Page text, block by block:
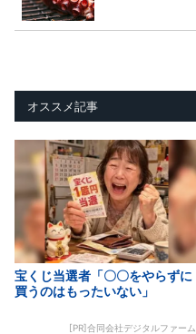
オススメ記事
宝くじ当選者「〇〇をやらずに
買うのはもったいない」
[PR]合同会社デジタルファーム